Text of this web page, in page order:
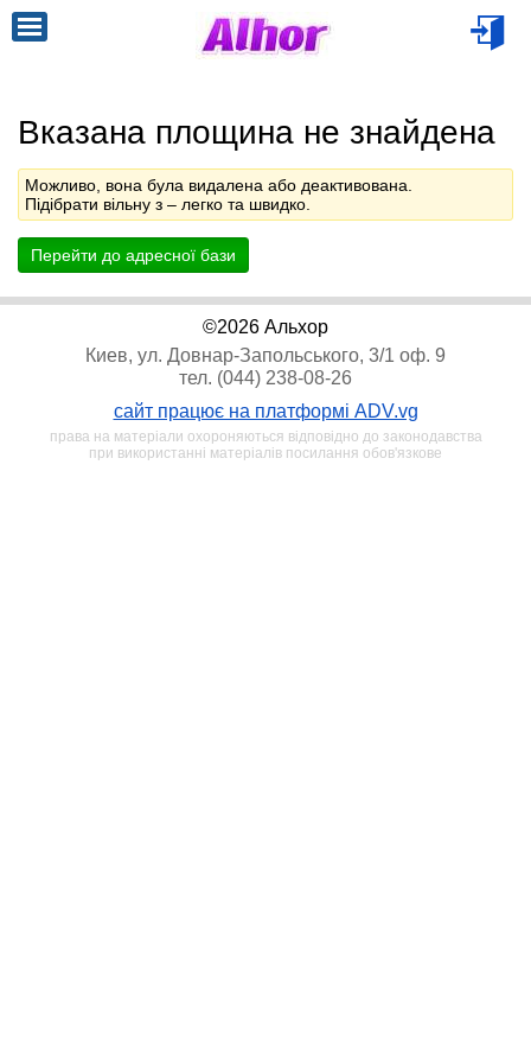
Вказана площина не знайдена
Можливо, вона була видалена або деактивована.
Підібрати вільну з – легко та швидко.
Перейти до адресної бази
©2026 Альхор
Киев, ул. Довнар-Запольського, 3/1 оф. 9
тел. (044) 238-08-26
сайт працює на платформі ADV.vg
права на матеріали охороняються відповідно до законодавства
при використанні матеріалів посилання обов'язкове